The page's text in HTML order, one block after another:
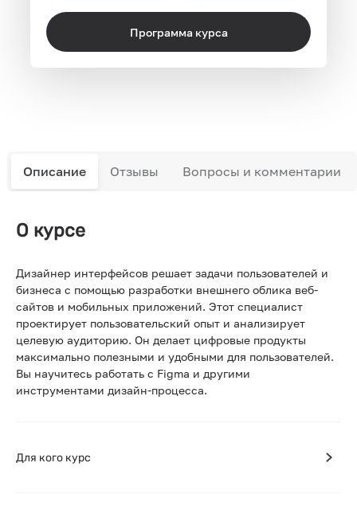
Программа курса
Описание Отзывы Вопросы и комментарии
О курсе
Дизайнер интерфейсов решает задачи пользователей и
бизнеса с помощью разработки внешнего облика веб-
сайтов и мобильных приложений. Этот специалист
проектирует пользовательский опыт и анализирует
целевую аудиторию. Он делает цифровые продукты
максимально полезными и удобными для пользователей.
Вы научитесь работать с Figma и другими
инструментами дизайн-процесса.
Для кого курс